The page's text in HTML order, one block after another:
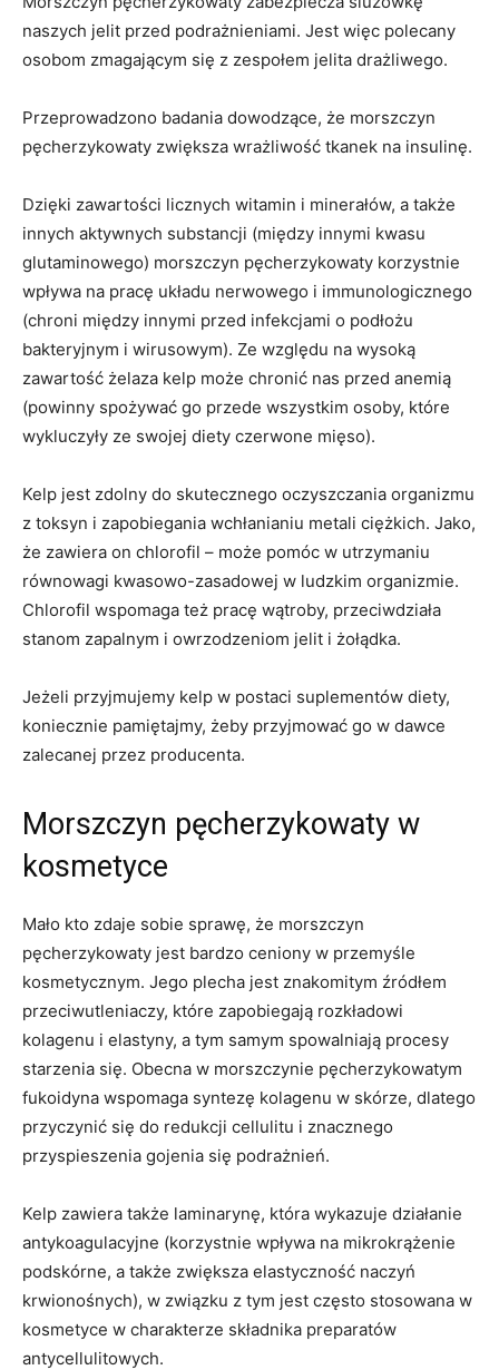
naszych jelit przed podrażnieniami. Jest więc polecany
osobom zmagającym się z zespołem jelita drażliwego.
Przeprowadzono badania dowodzące, że morszczyn
pęcherzykowaty zwiększa wrażliwość tkanek na insulinę.
Dzięki zawartości licznych witamin i minerałów, a także
innych aktywnych substancji (między innymi kwasu
glutaminowego) morszczyn pęcherzykowaty korzystnie
wpływa na pracę układu nerwowego i immunologicznego
(chroni między innymi przed infekcjami o podłożu
bakteryjnym i wirusowym). Ze względu na wysoką
zawartość żelaza kelp może chronić nas przed anemią
(powinny spożywać go przede wszystkim osoby, które
wykluczyły ze swojej diety czerwone mięso).
Kelp jest zdolny do skutecznego oczyszczania organizmu
z toksyn i zapobiegania wchłanianiu metali ciężkich. Jako,
że zawiera on chlorofil – może pomóc w utrzymaniu
równowagi kwasowo-zasadowej w ludzkim organizmie.
Chlorofil wspomaga też pracę wątroby, przeciwdziała
stanom zapalnym i owrzodzeniom jelit i żołądka.
Jeżeli przyjmujemy kelp w postaci suplementów diety,
koniecznie pamiętajmy, żeby przyjmować go w dawce
zalecanej przez producenta.
Morszczyn pęcherzykowaty w
kosmetyce
Mało kto zdaje sobie sprawę, że morszczyn
pęcherzykowaty jest bardzo ceniony w przemyśle
kosmetycznym. Jego plecha jest znakomitym źródłem
przeciwutleniaczy, które zapobiegają rozkładowi
kolagenu i elastyny, a tym samym spowalniają procesy
starzenia się. Obecna w morszczynie pęcherzykowatym
fukoidyna wspomaga syntezę kolagenu w skórze, dlatego
przyczynić się do redukcji cellulitu i znacznego
przyspieszenia gojenia się podrażnień.
Kelp zawiera także laminarynę, która wykazuje działanie
antykoagulacyjne (korzystnie wpływa na mikrokrążenie
podskórne, a także zwiększa elastyczność naczyń
krwionośnych), w związku z tym jest często stosowana w
kosmetyce w charakterze składnika preparatów
antycellulitowych.